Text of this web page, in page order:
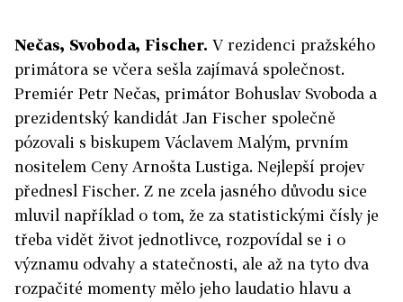
Nečas, Svoboda, Fischer. V rezidenci pražského
primátora se včera sešla zajímavá společnost.
Premiér Petr Nečas, primátor Bohuslav Svoboda a
prezidentský kandidát Jan Fischer společně
pózovali s biskupem Václavem Malým, prvním
nositelem Ceny Arnošta Lustiga. Nejlepší projev
přednesl Fischer. Z ne zcela jasného důvodu sice
mluvil například o tom, že za statistickými čísly je
třeba vidět život jednotlivce, rozpovídal se i o
významu odvahy a statečnosti, ale až na tyto dva
rozpačité momenty mělo jeho laudatio hlavu a